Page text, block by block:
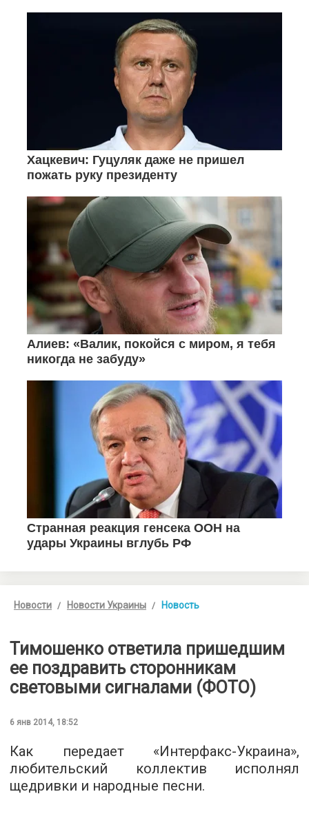
Новости Новости Украины Новость
Тимошенко ответила пришедшим
ее поздравить сторонникам
световыми сигналами (ФОТО)
6 янв 2014, 18:52
Как передает «Интерфакс-Украина»,
любительский коллектив исполнял
щедривки и народные песни.